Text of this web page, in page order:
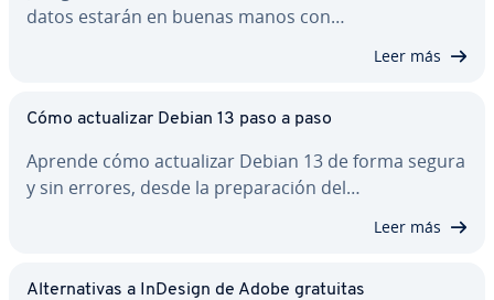
datos estarán en buenas manos con…
Leer más
Cómo ac­tua­li­zar Debian 13 paso a paso
Aprende cómo ac­tua­li­zar Debian 13 de forma segura
y sin errores, desde la pre­pa­ra­ción del…
Leer más
Al­te­r­na­ti­vas a InDesign de Adobe gratuitas